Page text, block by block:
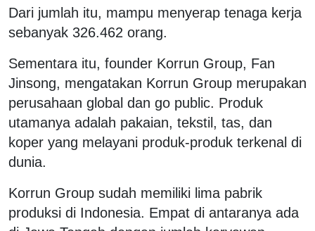
Dari jumlah itu, mampu menyerap tenaga kerja
sebanyak 326.462 orang.
Sementara itu, founder Korrun Group, Fan
Jinsong, mengatakan Korrun Group merupakan
perusahaan global dan go public. Produk
utamanya adalah pakaian, tekstil, tas, dan
koper yang melayani produk-produk terkenal di
dunia.
Korrun Group sudah memiliki lima pabrik
produksi di Indonesia. Empat di antaranya ada